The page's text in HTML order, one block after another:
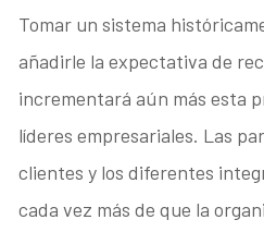
Tomar un sistema
añadirle la expectativa de
incrementará aún más esta
líderes empresariales. Las
clientes y los diferentes
cada vez más de que la